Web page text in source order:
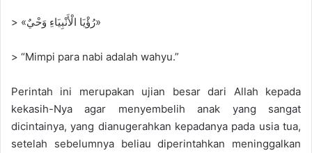
> «رُؤْيَا الْأَنْبِيَاءِ وَحْيٌ»
> “Mimpi para nabi adalah wahyu.”
Perintah ini merupakan ujian besar dari Allah kepada
kekasih-Nya agar menyembelih anak yang sangat
dicintainya, yang dianugerahkan kepadanya pada usia tua,
setelah sebelumnya beliau diperintahkan meninggalkan